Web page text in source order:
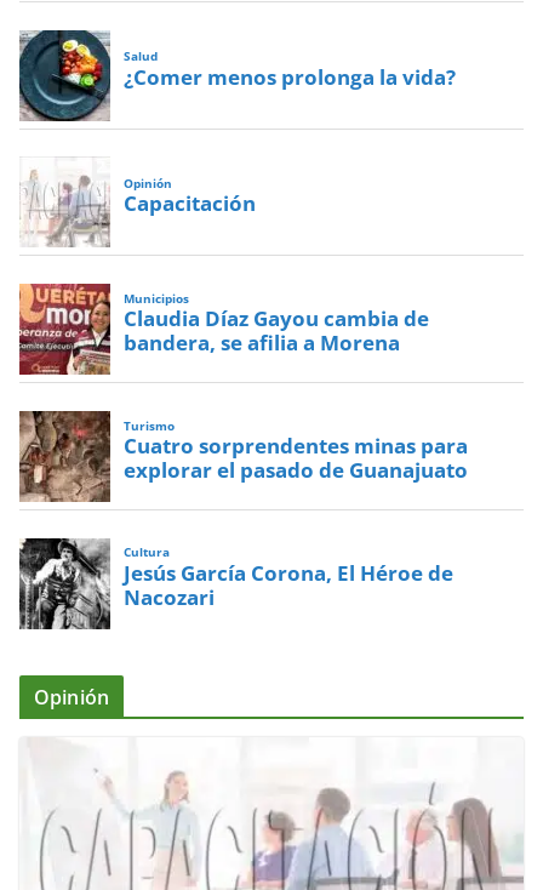
Salud
¿Comer menos prolonga la vida?
Opinión
Capacitación
Municipios
Claudia Díaz Gayou cambia de
bandera, se afilia a Morena
Turismo
Cuatro sorprendentes minas para
explorar el pasado de Guanajuato
Cultura
Jesús García Corona, El Héroe de
Nacozari
Opinión